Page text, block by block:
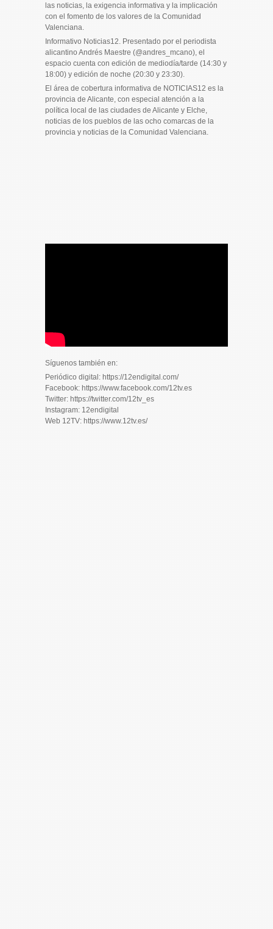
las noticias, la exigencia informativa y la implicación
con el fomento de los valores de la Comunidad
Valenciana.
Informativo Noticias12. Presentado por el periodista
alicantino Andrés Maestre (@andres_mcano), el
espacio cuenta con edición de mediodía/tarde (14:30 y
18:00) y edición de noche (20:30 y 23:30).
El área de cobertura informativa de NOTICIAS12 es la
provincia de Alicante, con especial atención a la
política local de las ciudades de Alicante y Elche,
noticias de los pueblos de las ocho comarcas de la
provincia y noticias de la Comunidad Valenciana.
Síguenos también en:
Periódico digital: https://12endigital.com/
Facebook: https://www.facebook.com/12tv.es
Twitter: https://twitter.com/12tv_es
Instagram: 12endigital
Web 12TV: https://www.12tv.es/